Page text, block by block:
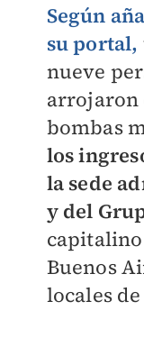
Según
su portal,
nueve
arrojaron
bombas
los
la sede
y del
Buenos
locales